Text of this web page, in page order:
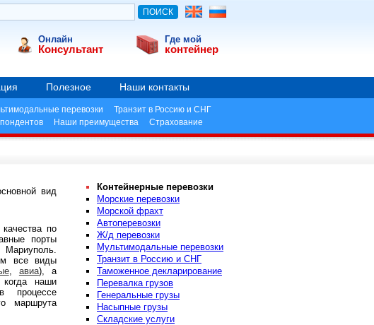
Онлайн
Консультант
Где мой
контейнер
Полезное Наши контакты
перевозки
Транзит в Россию и СНГ
Наши преимущества Страхование
вид
по
порты
все виды
, авиа), а
наши
процессе
маршрута
Контейнерные перевозки
Морские перевозки
Морской фрахт
Автоперевозки
Ж/д перевозки
Мультимодальные перевозки
Транзит в Россию и СНГ
Таможенное декларирование
Перевалка грузов
Генеральные грузы
Насыпные грузы
Складские услуги